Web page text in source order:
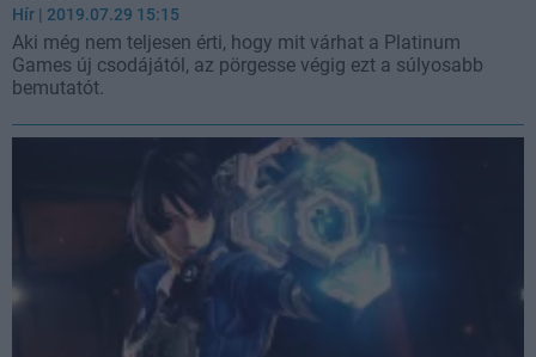
Hír | 2019.07.29 15:15
Aki még nem teljesen érti, hogy mit várhat a Platinum
Games új csodájától, az pörgesse végig ezt a súlyosabb
bemutatót.